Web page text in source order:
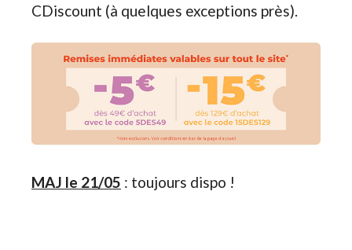
CDiscount (à quelques exceptions près).
MAJ le 21/05 : toujours dispo !